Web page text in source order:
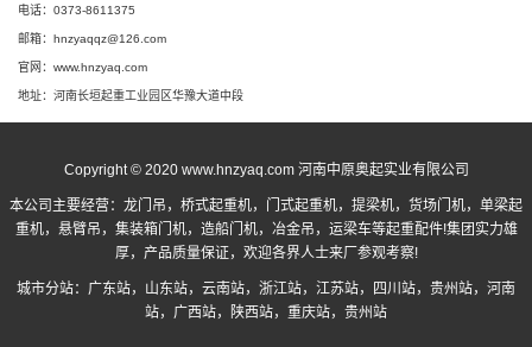
电话：0373-8611375
邮箱：hnzyaqqz@126.com
官网：www.hnzyaq.com
地址：河南长垣起重工业园区华豫大道中段
Copyright © 2020 www.hnzyaq.com 河南中原奥起实业有限公司
本公司主要经营： 龙门吊 ， 桥式起重机， 门式起重机，提梁机，货场门机，单梁起
重机，悬臂吊，集装箱门机，造船门机，冶金吊，运梁车等起重配件!集团实力雄
厚，产品质量保证，欢迎各界人士来厂参观考察!
城市分站： 广东站， 山东站， 云南站， 浙江站， 江苏站， 四川站， 贵州站， 河南
站， 广西站， 陕西站， 重庆站， 贵州站